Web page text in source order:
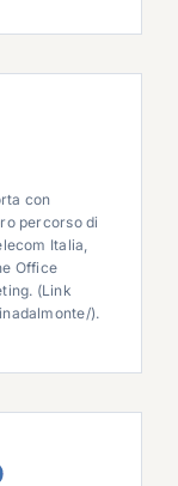
con
percorso di
Italia,
Office
(Link
).